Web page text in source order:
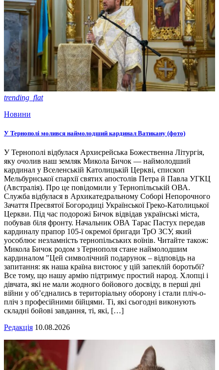
trending_flat
Новини
У Тернополі молився наймолодший кардинал Ватикану (фото)
У Тернополі відбулася Архиєрейська Божественна Літургія,
яку очолив наш земляк Микола Бичок — наймолодший
кардинал у Вселенській Католицькій Церкві, єпископ
Мельбурнської єпархії святих апостолів Петра й Павла УГКЦ
(Австралія). Про це повідомили у Тернопільській ОВА.
Служба відбулася в Архикатедральному Соборі Непорочного
Зачаття Пресвятої Богородиці Української Греко-Католицької
Церкви. Під час подорожі Бичок відвідав українські міста,
побував біля фронту. Начальник ОВА Тарас Пастух передав
кардиналу прапор 105-ї окремої бригади ТрО ЗСУ, який
уособлює незламність тернопільських воїнів. Читайте також:
Микола Бичок родом з Тернополя стане наймолодшим
кардиналом "Цей символічний подарунок – відповідь на
запитання: як наша країна вистоює у цій запеклій боротьбі?
Все тому, що нашу армію підтримує простий народ. Хлопці і
дівчата, які не мали жодного бойового досвіду, в перші дні
війни у об’єднались в територіальну оборону і стали пліч-о-
пліч з професійними бійцями. Ті, які сьогодні виконують
складні бойові завдання, ті, які, […]
Редакція 10.08.2026